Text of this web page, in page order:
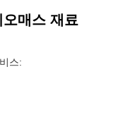
매스 재료
스: